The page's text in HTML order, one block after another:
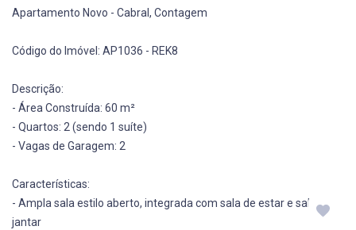
Apartamento Novo - Cabral, Contagem
Código do Imóvel: AP1036 - REK8
Descrição:
- Área Construída: 60 m²
- Quartos: 2 (sendo 1 suíte)
- Vagas de Garagem: 2
Características:
- Ampla sala estilo aberto, integrada com sala de estar e sala de
jantar